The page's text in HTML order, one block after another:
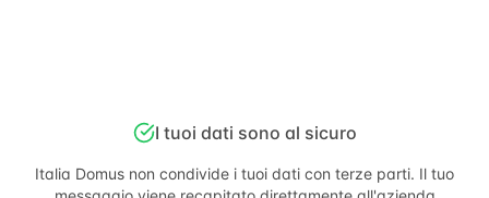
I tuoi dati sono al sicuro
Italia Domus non condivide i tuoi dati con terze parti. Il tuo